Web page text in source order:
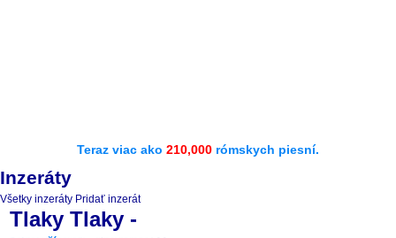
Teraz viac ako 210,000 rómskych piesní.
Inzeráty
Všetky inzeráty Pridať inzerát
Tlaky Tlaky -